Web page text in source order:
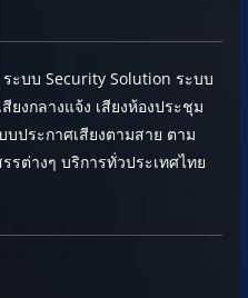
ะบบ Security Solution ระบบ
ยงกลางแจ้ง เสียงห้องประชุม
บประกาศเสียงตามสาย ตาม
รต่างๆ บริการทั่วประเทศไทย